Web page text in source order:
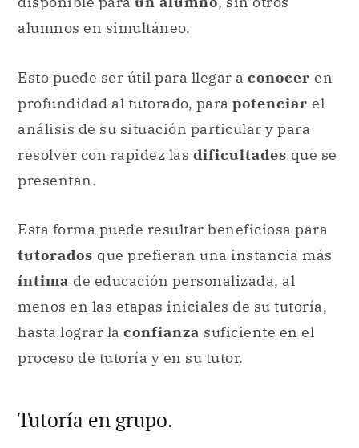
alumnos en simultáneo.
Esto puede ser útil para llegar a conocer en
profundidad al tutorado, para potenciar el
análisis de su situación particular y para
resolver con rapidez las dificultades que se
presentan.
Esta forma puede resultar beneficiosa para
tutorados que prefieran una instancia más
íntima de educación personalizada, al
menos en las etapas iniciales de su tutoría,
hasta lograr la confianza suficiente en el
proceso de tutoría y en su tutor.
Tutoría en grupo.